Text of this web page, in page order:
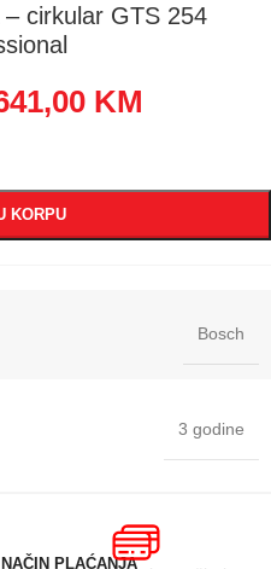
cirkular GTS 254
KM
KORPU
Bosch
3 godine
NAČIN PLAĆANJA